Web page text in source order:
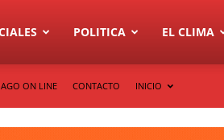
POLITICA EL CLIMA
ON LINE CONTACTO INICIO